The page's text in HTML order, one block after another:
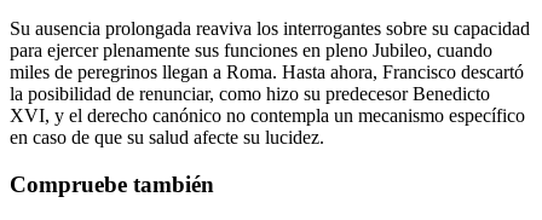
Su ausencia prolongada reaviva los interrogantes sobre su capacidad
para ejercer plenamente sus funciones en pleno Jubileo, cuando
miles de peregrinos llegan a Roma. Hasta ahora, Francisco descartó
la posibilidad de renunciar, como hizo su predecesor Benedicto
XVI, y el derecho canónico no contempla un mecanismo específico
en caso de que su salud afecte su lucidez.
Compruebe también